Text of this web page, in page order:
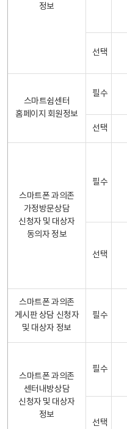
정보
선택
스마트쉼센터
홈페이지 회원정보
필수
선택
스마트폰 과의존
가정방문상담
신청자 및 대상자
동의자 정보
필수
선택
스마트폰 과의존
게시판 상담 신청자
및 대상자 정보
필수
스마트폰 과의존
센터내방상담
신청자 및 대상자
정보
필수
선택